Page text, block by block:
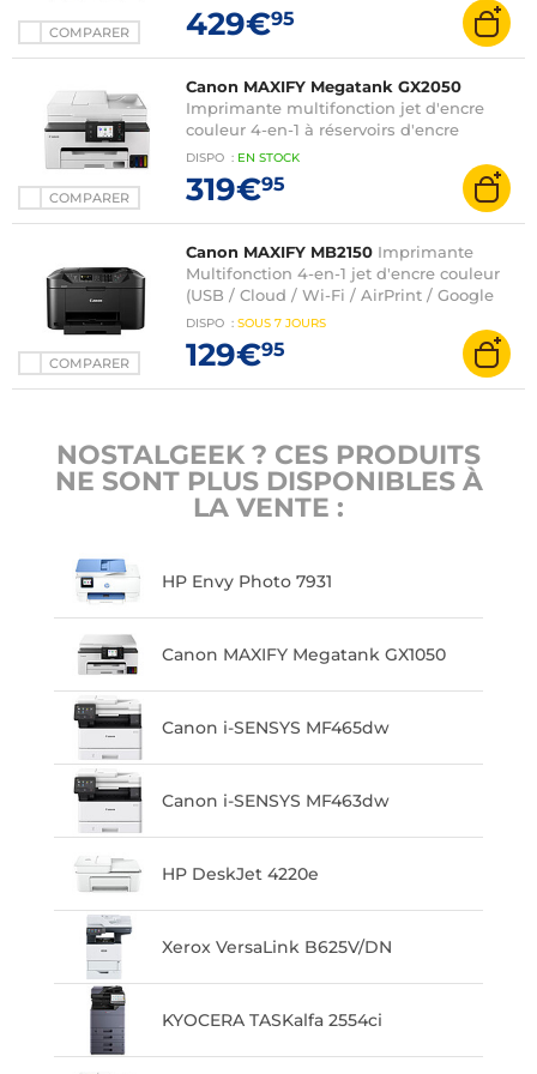
COMPARER 429€95
COMPARER
Canon MAXIFY Megatank GX2050
Imprimante multifonction jet d'encre
couleur 4-en-1 à réservoirs d'encre
rechargeables (USB / Wi-Fi / Ethernet)
DISPO : EN STOCK
319€95
COMPARER
Canon MAXIFY MB2150 Imprimante
Multifonction 4-en-1 jet d'encre couleur
(USB / Cloud / Wi-Fi / AirPrint / Google
Cloud Print / Mopria / Alexa)
DISPO : SOUS 7 JOURS
129€95
NOSTALGEEK ? CES PRODUITS
NE SONT PLUS DISPONIBLES À
LA VENTE :
HP Envy Photo 7931
Canon MAXIFY Megatank GX1050
Canon i-SENSYS MF465dw
Canon i-SENSYS MF463dw
HP DeskJet 4220e
Xerox VersaLink B625V/DN
KYOCERA TASKalfa 2554ci